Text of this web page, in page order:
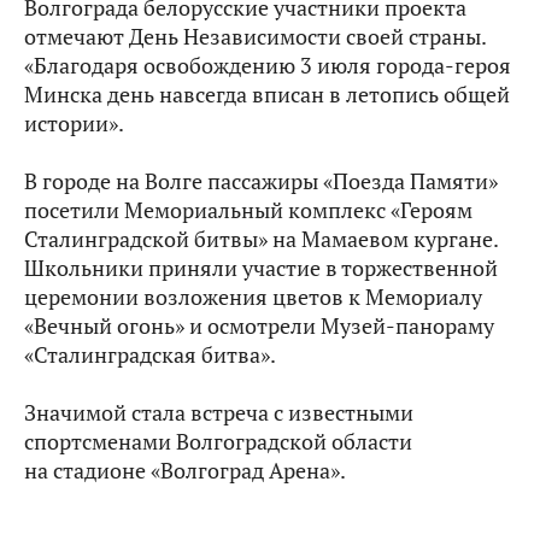
Волгограда белорусские участники проекта
отмечают День Независимости своей страны.
«Благодаря освобождению 3 июля города-героя
Минска день навсегда вписан в летопись общей
истории».
В городе на Волге пассажиры «Поезда Памяти»
посетили Мемориальный комплекс «Героям
Сталинградской битвы» на Мамаевом кургане.
Школьники приняли участие в торжественной
церемонии возложения цветов к Мемориалу
«Вечный огонь» и осмотрели Музей-панораму
«Сталинградская битва».
Значимой стала встреча с известными
спортсменами Волгоградской области
на стадионе «Волгоград Арена».